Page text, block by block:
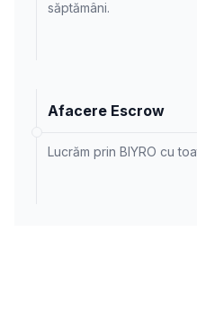
săptămâni.
Afacere Escrow
Lucrăm prin BIYRO cu